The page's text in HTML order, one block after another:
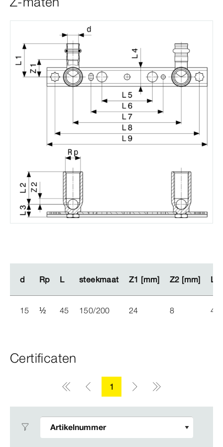
d Rp L steekmaat Z1 [mm] Z2 [mm] L1
d Rp L steekmaat Z1 [mm] Z2 [mm] L1
15 ½ 45 150/200 24 8 46
Certificaten
1